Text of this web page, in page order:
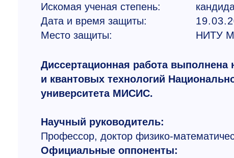
Искомая ученая степень:
Дата и время защиты:
Место защиты:
НИТУ
Диссертационная работа выполнена
и квантовых технологий
университета МИСИС.
Научный руководитель:
Профессор, доктор физико-
Официальные оппоненты: